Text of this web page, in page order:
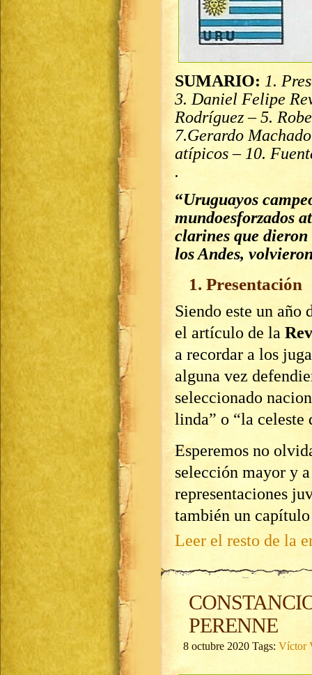
SUMARIO: 1.
3. Daniel Felipe
Rodríguez – 5.
7.Gerardo
atípicos – 10.
.
“Uruguayos
mundoesforzados
clarines que dieron
los Andes,
1. Presentación
Siendo este un año
el artículo de la
a recordar a los
alguna vez
seleccionado
linda” o “la celeste
Esperemos no
selección mayor y
representaciones
también un capítulo
Leer el resto de la
PERENNE
8 octubre 2020 Tags: Víctor